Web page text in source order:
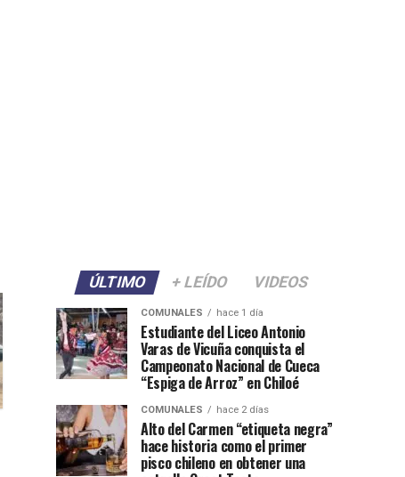
ÚLTIMO + LEÍDO VIDEOS
COMUNALES hace 1 día
Estudiante del Liceo Antonio
Varas de Vicuña conquista el
Campeonato Nacional de Cueca
“Espiga de Arroz” en Chiloé
COMUNALES hace 2 días
Alto del Carmen “etiqueta negra”
hace historia como el primer
pisco chileno en obtener una